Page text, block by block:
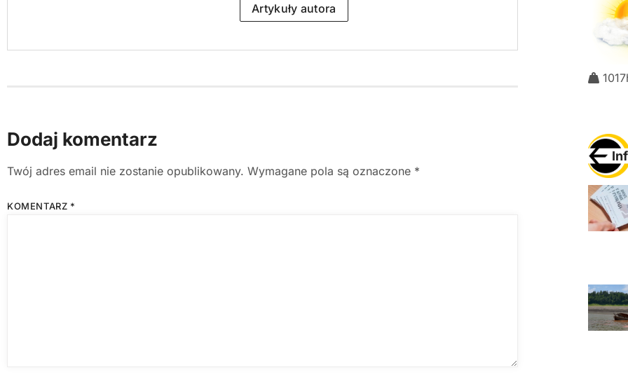
Artykuły autora
Dodaj komentarz
Twój adres email nie zostanie opublikowany. Wymagane pola są oznaczone *
KOMENTARZ *
1017